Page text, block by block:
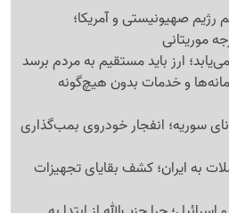
رژیم صهیونیستی و آمریکا؛
موریتانی
ارز باید مستقیم به مردم برسد
و خدمات بدون هیچ‌گونه
سوریه؛ انفجار خودروی بمب‌گذاری
به ایران؛ کشف بقایای تجهیزات